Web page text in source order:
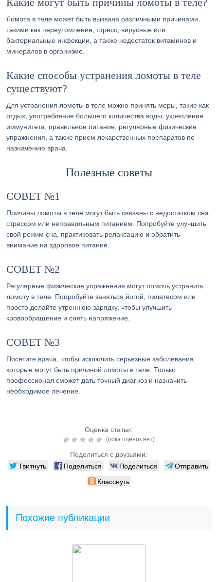
Ломота в теле может быть вызвана различными причинами,
такими как переутомление, стресс, вирусные или
бактериальные инфекции, а также недостаток витаминов и
минералов в организме.
Какие способы устранения ломоты в теле
существуют?
Для устранения ломоты в теле можно принять меры, такие как
отдых, употребление большего количества воды, укрепление
иммунитета, правильное питание, регулярные физические
упражнения, а также прием лекарственных препаратов по
назначению врача.
Полезные советы
СОВЕТ №1
Причины ломоты в теле могут быть связаны с недостатком сна,
стрессом или неправильным питанием. Попробуйте улучшить
свой режим сна, практиковать релаксацию и обратить
внимание на здоровое питание.
СОВЕТ №2
Регулярные физические упражнения могут помочь устранить
ломоту в теле. Попробуйте заняться йогой, пилатесом или
просто делайте утреннюю зарядку, чтобы улучшить
кровообращение и снять напряжение.
СОВЕТ №3
Посетите врача, чтобы исключить серьезные заболевания,
которые могут быть причиной ломоты в теле. Только
профессионал сможет дать точный диагноз и назначить
необходимое лечение.
Оценка статьи:
(пока оценок нет)
Поделиться с друзьями:
Твитнуть Поделиться Поделиться
Отправить
Класснуть
Похожие публикации